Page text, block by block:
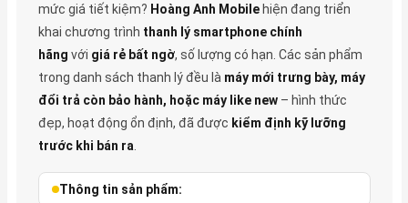
mức giá tiết kiệm? Hoàng Anh Mobilehiện đang triển
khai chương trình thanh lý smartphone chính
hãng với giá rẻ bất ngờ, số lượng có hạn. Các sản phẩm
trong danh sách thanh lý đều là máy mới trưng bày, máy
đổi trả còn bảo hành, hoặc máy like new– hình thức
đẹp, hoạt động ổn định, đã được kiểm định kỹ lưỡng
trước khi bán ra
Thông tin sản phẩm: